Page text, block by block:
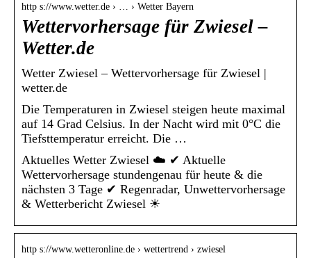
http s://www.wetter.de › … › Wetter Bayern
Wettervorhersage für Zwiesel –
Wetter.de
Wetter Zwiesel – Wettervorhersage für Zwiesel |
wetter.de
Die Temperaturen in Zwiesel steigen heute maximal
auf 14 Grad Celsius. In der Nacht wird mit 0°C die
Tiefsttemperatur erreicht. Die …
Aktuelles Wetter Zwiesel ☁️ ✔ Aktuelle
Wettervorhersage stundengenau für heute & die
nächsten 3 Tage ✔ Regenradar, Unwettervorhersage
& Wetterbericht Zwiesel ☀
http s://www.wetteronline.de › wettertrend › zwiesel